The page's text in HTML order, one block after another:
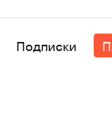
Подписки